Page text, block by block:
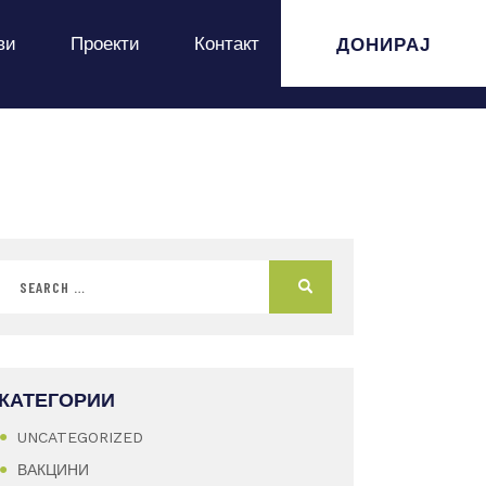
Проекти Контакт ДОНИРАЈ
КАТЕГОРИИ
UNCATEGORIZED
ВАКЦИНИ